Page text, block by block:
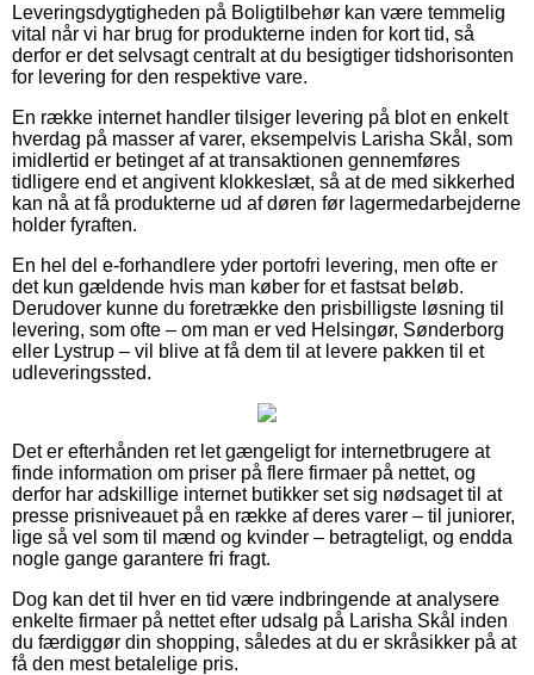
Leveringsdygtigheden på Boligtilbehør kan være temmelig
vital når vi har brug for produkterne inden for kort tid, så
derfor er det selvsagt centralt at du besigtiger tidshorisonten
for levering for den respektive vare.
En række internet handler tilsiger levering på blot en enkelt
hverdag på masser af varer, eksempelvis Larisha Skål, som
imidlertid er betinget af at transaktionen gennemføres
tidligere end et angivent klokkeslæt, så at de med sikkerhed
kan nå at få produkterne ud af døren før lagermedarbejderne
holder fyraften.
En hel del e-forhandlere yder portofri levering, men ofte er
det kun gældende hvis man køber for et fastsat beløb.
Derudover kunne du foretrække den prisbilligste løsning til
levering, som ofte – om man er ved Helsingør, Sønderborg
eller Lystrup – vil blive at få dem til at levere pakken til et
udleveringssted.
Det er efterhånden ret let gængeligt for internetbrugere at
finde information om priser på flere firmaer på nettet, og
derfor har adskillige internet butikker set sig nødsaget til at
presse prisniveauet på en række af deres varer – til juniorer,
lige så vel som til mænd og kvinder – betragteligt, og endda
nogle gange garantere fri fragt.
Dog kan det til hver en tid være indbringende at analysere
enkelte firmaer på nettet efter udsalg på Larisha Skål inden
du færdiggør din shopping, således at du er skråsikker på at
få den mest betalelige pris.